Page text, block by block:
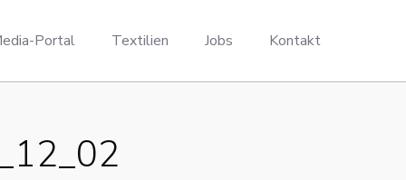
Portal Textilien Jobs Kontakt